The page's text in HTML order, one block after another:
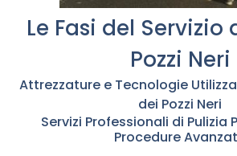
Le Fasi del Servizio
Pozzi Neri
Attrezzature e Tecnologie
dei Pozzi Neri
Servizi Professionali di Pulizia
Procedure